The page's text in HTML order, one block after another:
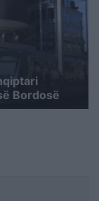
Bordosë